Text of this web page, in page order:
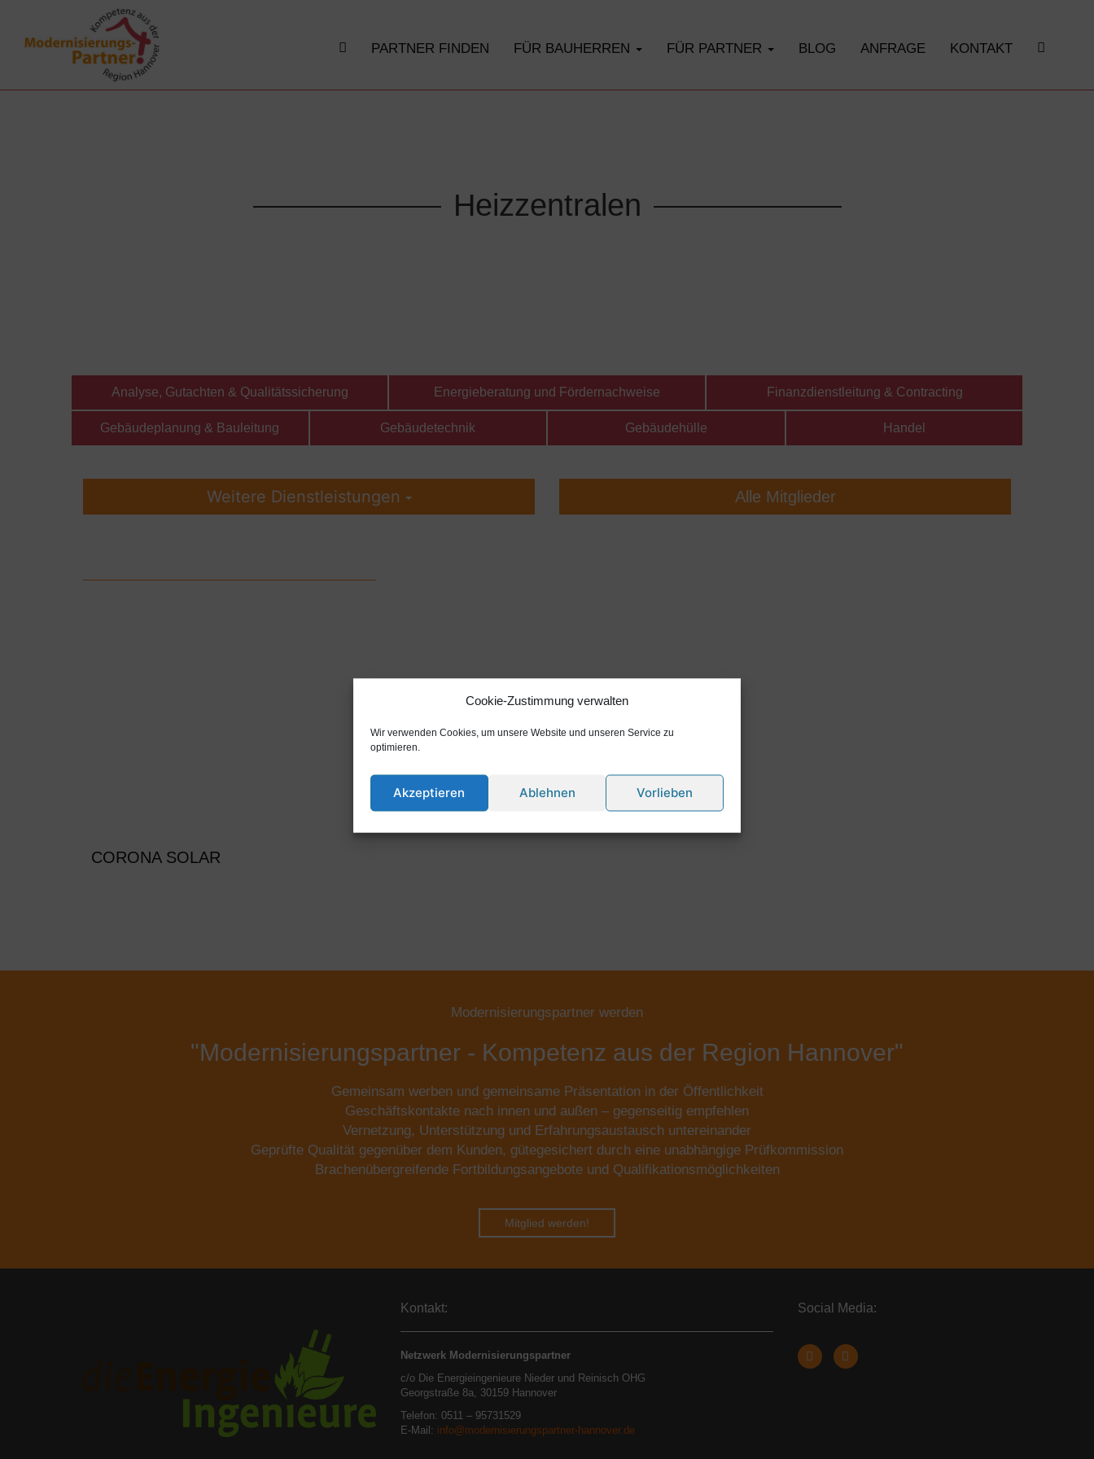
Cookie-Zustimmung verwalten
Wir verwenden Cookies, um unsere Website und unseren Service zu
optimieren.
Akzeptieren Ablehnen Vorlieben
PARTNER FINDEN FÜR BAUHERREN FÜR PARTNER BLOG ANFRAGE KONTAKT
Heizzentralen
Analyse, Gutachten & Qualitätssicherung Energieberatung und Fördernachweise Finanzdienstleitung & Contracting
Gebäudeplanung & Bauleitung Gebäudetechnik Gebäudehülle Handel
Weitere Dienstleistungen Alle Mitglieder
CORONA SOLAR
Modernisierungspartner werden
"Modernisierungspartner - Kompetenz aus der Region Hannover"
Gemeinsam werben und gemeinsame Präsentation in der Öffentlichkeit
Geschäftskontakte nach innen und außen – gegenseitig empfehlen
Vernetzung, Unterstützung und Erfahrungsaustausch untereinander
Geprüfte Qualität gegenüber dem Kunden, gütegesichert durch eine unabhängige Prüfkommission
Brachenübergreifende Fortbildungsangebote und Qualifikationsmöglichkeiten
Mitglied werden!
Kontakt:
Netzwerk Modernisierungspartner
c/o Die Energieingenieure Nieder und Reinisch OHG
Georgstraße 8a, 30159 Hannover
Telefon: 0511 – 95731529
E-Mail: info@modernisierungspartner-hannover.de
Social Media: